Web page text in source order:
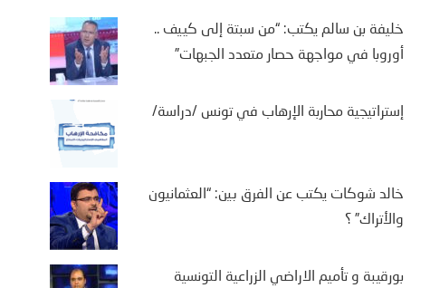
خليفة بن سالم يكتب: “من سبتة إلى كييف ..
أوروبا في مواجهة حصار متعدد الجبهات”
إستراتيجية محاربة الإرهاب في تونس /دراسة/
خالد شوكات يكتب عن الفرق بين: “العثمانيون
والأتراك” ؟
بورقيبة و تأميم الاراضي الزراعية التونسية